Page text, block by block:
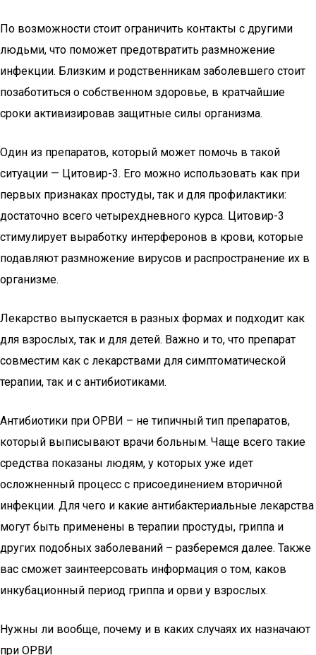
По возможности стоит ограничить контакты с другими
людьми, что поможет предотвратить размножение
инфекции. Близким и родственникам заболевшего стоит
позаботиться о собственном здоровье, в кратчайшие
сроки активизировав защитные силы организма.
Один из препаратов, который может помочь в такой
ситуации — Цитовир-3. Его можно использовать как при
первых признаках простуды, так и для профилактики:
достаточно всего четырехдневного курса. Цитовир-3
стимулирует выработку интерферонов в крови, которые
подавляют размножение вирусов и распространение их в
организме.
Лекарство выпускается в разных формах и подходит как
для взрослых, так и для детей. Важно и то, что препарат
совместим как с лекарствами для симптоматической
терапии, так и с антибиотиками.
Антибиотики при ОРВИ – не типичный тип препаратов,
который выписывают врачи больным. Чаще всего такие
средства показаны людям, у которых уже идет
осложненный процесс с присоединением вторичной
инфекции. Для чего и какие антибактериальные лекарства
могут быть применены в терапии простуды, гриппа и
других подобных заболеваний – разберемся далее. Также
вас сможет заинтеерсовать информация о том, каков
инкубационный период гриппа и орви у взрослых.
Нужны ли вообще, почему и в каких случаях их назначают
при ОРВИ